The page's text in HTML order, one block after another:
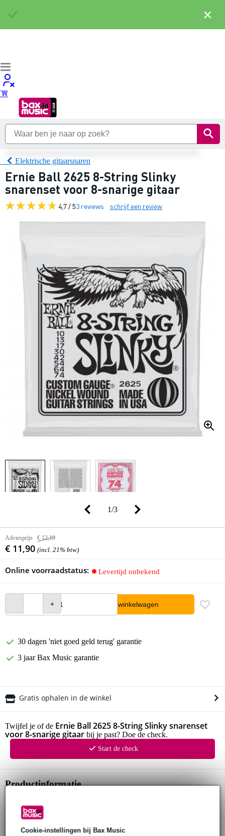
Cookie-instellingen bij Bax Music
Elektrische gitaarsnaren
Ernie Ball 2625 8-String Slinky
snarenset voor 8-snarige gitaar
4,7 / 53 reviews schrijf een review
1/3
Adviesprijs € 12,10
€ 11,90 (incl. 21% btw)
Online voorraadstatus: Levertijd onbekend
In winkelwagen
30 dagen 'niet goed geld terug' garantie
3 jaar Bax Music garantie
Gratis ophalen in de winkel
Twijfel je of de Ernie Ball 2625 8-String Slinky snarenset
voor 8-snarige gitaar bij je past? Doe de check.
Start de check
Productinformatie
geschikt voor: 8-snarige elektrische gitaar
materiaal: gehard vertind koolstofstaal, nikkel omwonden staal
×